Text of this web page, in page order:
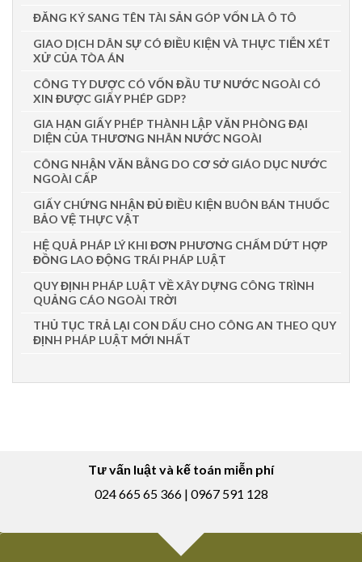
ĐĂNG KÝ SANG TÊN TÀI SẢN GÓP VỐN LÀ Ô TÔ
GIAO DỊCH DÂN SỰ CÓ ĐIỀU KIỆN VÀ THỰC TIỄN XÉT
XỬ CỦA TÒA ÁN
CÔNG TY DƯỢC CÓ VỐN ĐẦU TƯ NƯỚC NGOÀI CÓ
XIN ĐƯỢC GIẤY PHÉP GDP?
GIA HẠN GIẤY PHÉP THÀNH LẬP VĂN PHÒNG ĐẠI
DIỆN CỦA THƯƠNG NHÂN NƯỚC NGOÀI
CÔNG NHẬN VĂN BẰNG DO CƠ SỞ GIÁO DỤC NƯỚC
NGOÀI CẤP
GIẤY CHỨNG NHẬN ĐỦ ĐIỀU KIỆN BUÔN BÁN THUỐC
BẢO VỆ THỰC VẬT
HỆ QUẢ PHÁP LÝ KHI ĐƠN PHƯƠNG CHẤM DỨT HỢP
ĐỒNG LAO ĐỘNG TRÁI PHÁP LUẬT
QUY ĐỊNH PHÁP LUẬT VỀ XÂY DỰNG CÔNG TRÌNH
QUẢNG CÁO NGOÀI TRỜI
THỦ TỤC TRẢ LẠI CON DẤU CHO CÔNG AN THEO QUY
ĐỊNH PHÁP LUẬT MỚI NHẤT
Tư vấn luật và kế toán miễn phí
024 665 65 366 | 0967 591 128